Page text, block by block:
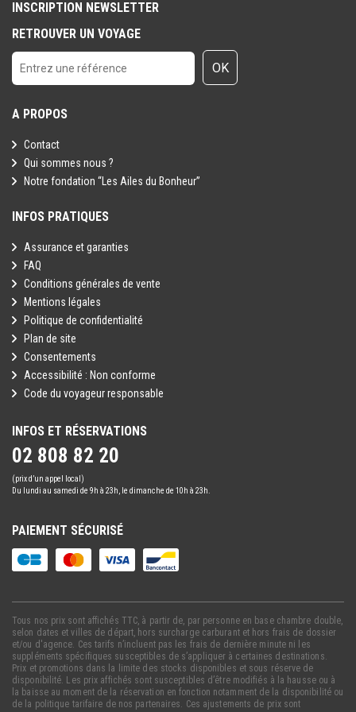
INSCRIPTION NEWSLETTER
RETROUVER UN VOYAGE
OK
A PROPOS
Contact
Qui sommes nous ?
Notre fondation “Les Ailes du Bonheur”
INFOS PRATIQUES
Assurance et garanties
FAQ
Conditions générales de vente
Mentions légales
Politique de confidentialité
Plan de site
Consentements
Accessibilité : Non conforme
Code du voyageur responsable
INFOS ET RÉSERVATIONS
02 808 82 20
(prix d’un appel local)
Du lundi au samedi de 9h à 23h, le dimanche de 10h à 23h.
PAIEMENT SÉCURISÉ
Tous nos prix sont affichés TTC, à partir de, par personne en base chambre double,
selon dates et villes de départ, hors surcharge carburant et hors frais de dossier
et/ou d'agence. Ces tarifs n’incluent pas les frais de dernière minute ni les
suppléments spécifiques susceptibles de s’appliquer à certaines destinations.
Prix et promotions dans la limite des stocks disponibles et sous réserve de
disponibilité. Les prix affichés sont susceptibles d’être modifiés à la hausse ou à
la baisse au moment de la réservation en fonction notamment de la disponibilité ou
de la politique tarifaire de nos partenaires. Ces ajustements de prix sont